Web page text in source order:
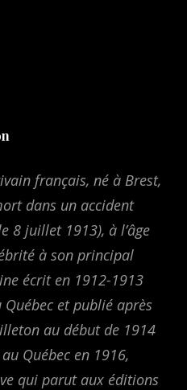
français, né à Brest,
dans un accident
8 juillet 1913), à l’âge
à son principal
écrit en 1912-1913
et publié après
au début de 1914
Québec en 1916,
qui parut aux éditions